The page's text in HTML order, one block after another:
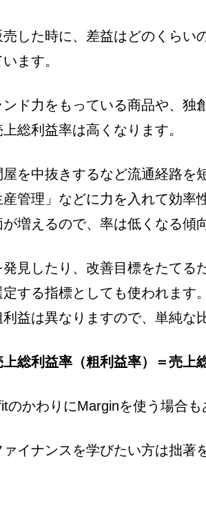
した時に、差益はどのくらい
ます。
ド力をもっている商品や、独
総利益率は高くなります。
屋を中抜きするなど流通経路
管理」などに力を入れて効率
増えるので、率は低くなる傾
発見したり、改善目標をたてる
する指標としても使われます
利益は異なりますので、単純な
上総利益率（粗利益率）＝売
のかわりにMarginを使う場合
ァイナンスを学びたい方は拙著